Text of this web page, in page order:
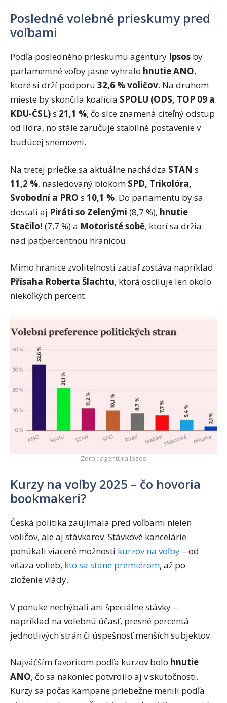
Posledné volebné prieskumy pred
voľbami
Podľa posledného prieskumu agentúry Ipsos by
parlamentné voľby jasne vyhralo hnutie ANO,
ktoré si drží podporu 32,6 % voličov. Na druhom
mieste by skončila koalícia SPOLU (ODS, TOP 09 a
KDU-ČSL)s 21,1 %, čo síce znamená citeľný odstup
od lídra, no stále zaručuje stabilné postavenie v
budúcej snemovni.
Na tretej priečke sa aktuálne nachádza STAN s
11,2 %, nasledovaný blokom SPD, Trikolóra,
Svobodní a PRO s 10,1 %. Do parlamentu by sa
dostali aj Piráti so Zelenými (8,7 %), hnutie
Stačilo! (7,7 %) a Motoristé sobě, ktorí sa držia
nad päťpercentnou hranicou.
Mimo hranice zvoliteľnosti zatiaľ zostáva napríklad
Přísaha Roberta Šlachtu, ktorá osciluje len okolo
niekoľkých percent.
Zdroj: agentúra Ipsos
Kurzy na voľby 2025 – čo hovoria
bookmakeri?
Česká politika zaujímala pred voľbami nielen
voličov, ale aj stávkarov. Stávkové kancelárie
ponúkali viaceré možnosti kurzov na voľby – od
víťaza volieb, kto sa stane premiérom, až po
zloženie vlády.
V ponuke nechýbali ani špeciálne stávky –
napríklad na volebnú účasť, presné percentá
jednotlivých strán či úspešnosť menších subjektov.
Najväčším favoritom podľa kurzov bolo hnutie
ANO, čo sa nakoniec potvrdilo aj v skutočnosti.
Kurzy sa počas kampane priebežne menili podľa